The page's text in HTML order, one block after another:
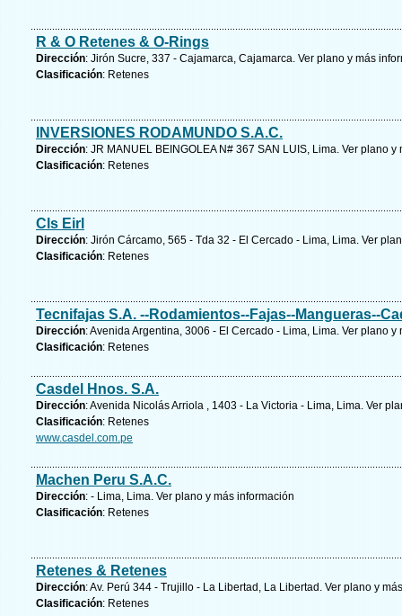
R & O Retenes & O-Rings
Dirección: Jirón Sucre, 337 - Cajamarca, Cajamarca. Ver plano y más
Clasificación: Retenes
INVERSIONES RODAMUNDO S.A.C.
Dirección: JR MANUEL BEINGOLEA N# 367 SAN LUIS, Lima. Ver plano y
Clasificación: Retenes
Cls Eirl
Dirección: Jirón Cárcamo, 565 - Tda 32 - El Cercado - Lima, Lima. Ver
Clasificación: Retenes
Tecnifajas S.A. --Rodamientos--Fajas--Mangueras--
Dirección: Avenida Argentina, 3006 - El Cercado - Lima, Lima. Ver plano y
Clasificación: Retenes
Casdel Hnos. S.A.
Dirección: Avenida Nicolás Arriola , 1403 - La Victoria - Lima, Lima. Ver
Clasificación: Retenes
www.casdel.com.pe
Machen Peru S.A.C.
Dirección: - Lima, Lima. Ver plano y más información
Clasificación: Retenes
Retenes & Retenes
Dirección: Av. Perú 344 - Trujillo - La Libertad, La Libertad. Ver plano y
Clasificación: Retenes